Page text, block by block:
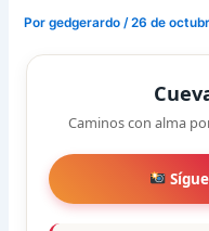
Porgedgerardo/26 de
Caminos con alma